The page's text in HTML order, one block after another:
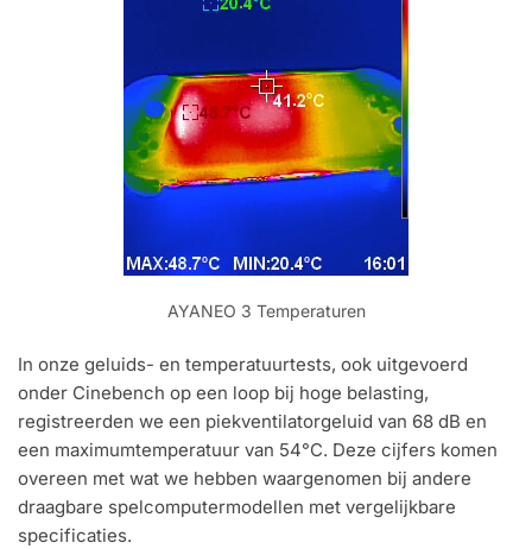
AYANEO 3 Temperaturen
In onze geluids- en temperatuurtests, ook uitgevoerd
onder Cinebench op een loop bij hoge belasting,
registreerden we een piekventilatorgeluid van 68 dB en
een maximumtemperatuur van 54°C. Deze cijfers komen
overeen met wat we hebben waargenomen bij andere
draagbare spelcomputermodellen met vergelijkbare
specificaties.